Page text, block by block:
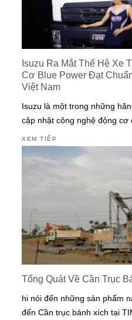
Isuzu Ra Mắt Thế Hệ Xe
Cơ Blue Power Đạt
Việt Nam
Isuzu là một trong những
cập nhật công nghệ động
XEM TIẾP
Tổng Quát Về Cần Trục
hi nói đến những sản phẩm
đến Cần trục bánh xích tại